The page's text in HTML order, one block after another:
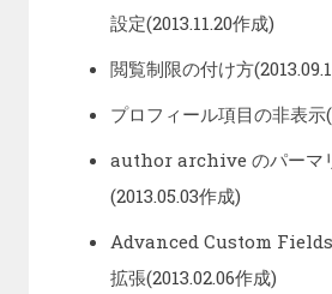
設定(2013.11.20作成)
閲覧制限の付け方
プロフィール項目の非表示
author archive のパーマ
(2013.05.03作成)
Advanced Custom Fields
拡張(2013.02.06作成)